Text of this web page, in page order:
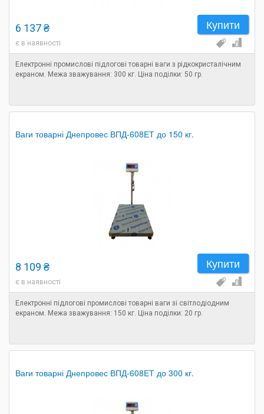
Купити
6 137 ₴
є в наявності
Електронні промислові підлогові товарні ваги з рідкокристалічним
екраном. Межа зважування: 300 кг. Ціна поділки: 50 гр.
Ваги товарні Днепровес ВПД-608ЕТ до 150 кг.
Купити
8 109 ₴
є в наявності
Електронні підлогові промислові товарні ваги зі світлодіодним
екраном. Межа зважування: 150 кг. Ціна поділки: 20 гр.
Ваги товарні Днепровес ВПД-608ЕТ до 300 кг.